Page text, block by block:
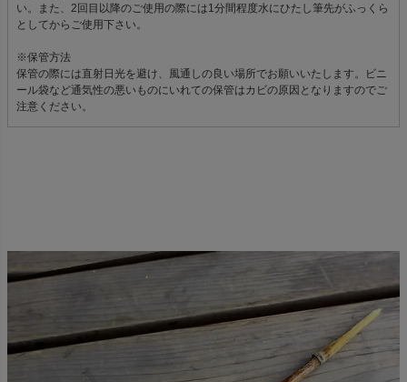
い。また、2回目以降のご使用の際には1分間程度水にひたし筆先がふっくら
としてからご使用下さい。
※保管方法
保管の際には直射日光を避け、風通しの良い場所でお願いいたします。ビニ
ール袋など通気性の悪いものにいれての保管はカビの原因となりますのでご
注意ください。